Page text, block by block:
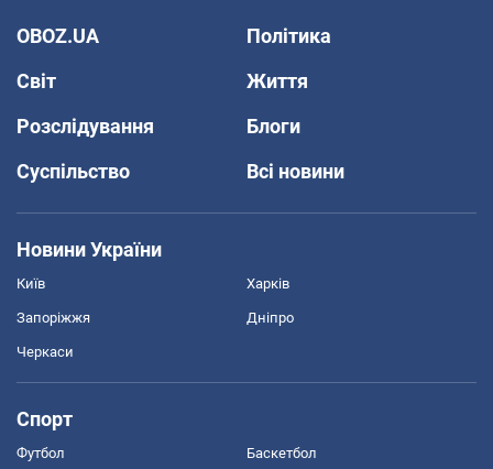
OBOZ.UA
Політика
Світ
Життя
Розслідування
Блоги
Суспільство
Всі новини
Новини України
Київ Харків
Запоріжжя Дніпро
Черкаси
Спорт
Футбол Баскетбол